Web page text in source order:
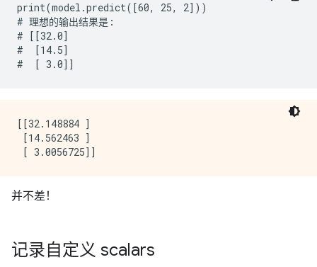
print(model.predict([60, 25, 2]))
# 理想的输出结果是:
# [[32.0]
#  [14.5]
[[32.148884 ]
[14.562463 ]
并不差！
记录自定义 scalars